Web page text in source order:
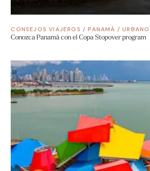
CONSEJOS VIAJEROS /PANAMÁ /URBANO
Conozca Panamá con el Copa Stopover program